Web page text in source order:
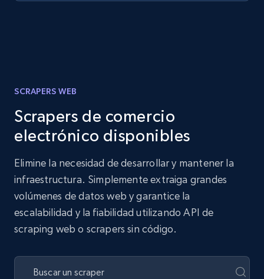
SCRAPERS WEB
Scrapers de comercio
electrónico disponibles
Elimine la necesidad de desarrollar y mantener la
infraestructura. Simplemente extraiga grandes
volúmenes de datos web y garantice la
escalabilidad y la fiabilidad utilizando API de
scraping web o scrapers sin código.